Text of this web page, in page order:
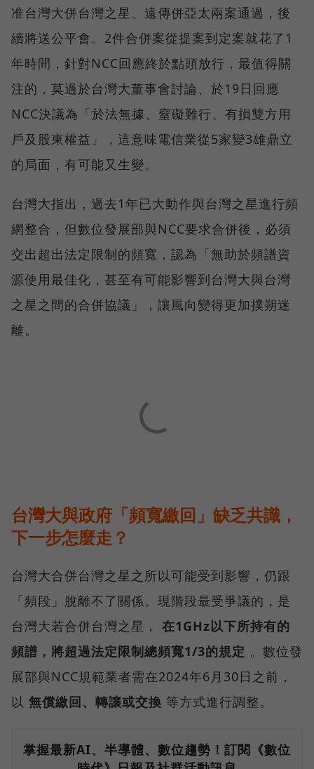
准台灣大併台灣之星、遠傳併亞太兩案通過，後
續將送公平會。2件合併案從提案到定案就花了1
年時間，針對NCC回應終於點頭放行，最值得關
注的，莫過於台灣大董事會討論、於19日回應
NCC決議為「於法無據、窒礙難行、有損雙方用
戶及股東權益」，這意味電信業從5家變3雄鼎立
的局面，有可能又生變。
台灣大指出，過去1年已大動作與台灣之星進行頻
網整合，但數位發展部與NCC要求合併後，必須
交出超出法定限制的頻寬，認為「無助於頻譜資
源使用最佳化，甚至有可能影響到台灣大與台灣
之星之間的合併協議」，讓風向變得更加撲朔迷
離。
台灣大與政府「頻寬繳回」缺乏共識，
下一步怎麼走？
台灣大合併台灣之星之所以可能受到影響，仍跟
「頻段」脫離不了關係。現階段最受爭議的，是
台灣大若合併台灣之星， 在1GHz以下所持有的
頻譜，將超過法定限制總頻寬1/3的規定 。數位發
展部與NCC規範業者需在2024年6月30日之前，
以 無償繳回、轉讓或交換 等方式進行調整。
掌握最新AI、半導體、數位趨勢！訂閱《數位